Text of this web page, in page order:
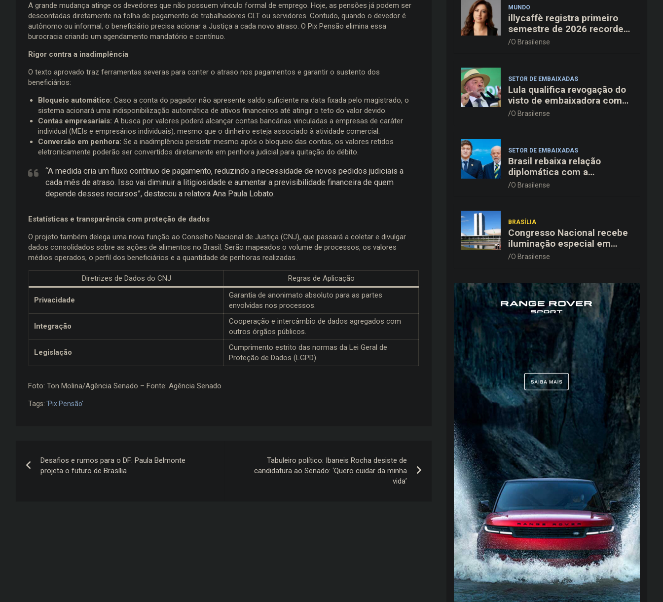
A grande mudança atinge os devedores que não possuem vínculo formal de emprego. Hoje, as pensões já podem ser
descontadas diretamente na folha de pagamento de trabalhadores CLT ou servidores. Contudo, quando o devedor é
autônomo ou informal, o beneficiário precisa acionar a Justiça a cada novo atraso. O Pix Pensão elimina essa
burocracia criando um agendamento mandatório e contínuo.
Rigor contra a inadimplência
O texto aprovado traz ferramentas severas para conter o atraso nos pagamentos e garantir o sustento dos
beneficiários:
Bloqueio automático: Caso a conta do pagador não apresente saldo suficiente na data fixada pelo magistrado, o
sistema acionará uma indisponibilização automática de ativos financeiros até atingir o teto do valor devido.
Contas empresariais: A busca por valores poderá alcançar contas bancárias vinculadas a empresas de caráter
individual (MEIs e empresários individuais), mesmo que o dinheiro esteja associado à atividade comercial.
Conversão em penhora: Se a inadimplência persistir mesmo após o bloqueio das contas, os valores retidos
eletronicamente poderão ser convertidos diretamente em penhora judicial para quitação do débito.
“A medida cria um fluxo contínuo de pagamento, reduzindo a necessidade de novos pedidos judiciais a
cada mês de atraso. Isso vai diminuir a litigiosidade e aumentar a previsibilidade financeira de quem
depende desses recursos”, destacou a relatora Ana Paula Lobato.
Estatísticas e transparência com proteção de dados
O projeto também delega uma nova função ao Conselho Nacional de Justiça (CNJ), que passará a coletar e divulgar
dados consolidados sobre as ações de alimentos no Brasil. Serão mapeados o volume de processos, os valores
médios operados, o perfil dos beneficiários e a quantidade de penhoras realizadas.
Diretrizes de Dados do CNJ Regras de Aplicação
Privacidade
Garantia de anonimato absoluto para as partes
envolvidas nos processos.
Integração
Cooperação e intercâmbio de dados agregados com
outros órgãos públicos.
Legislação
Cumprimento estrito das normas da Lei Geral de
Proteção de Dados (LGPD).
Foto: Ton Molina/Agência Senado – Fonte: Agência Senado
Tags: 'Pix Pensão'
de
Desafios e rumos para o DF: Paula Belmonte
projeta o futuro de Brasília
Tabuleiro político: Ibaneis Rocha desiste de
candidatura ao Senado: ‘Quero cuidar da minha
vida’
MUNDO
illycaffè registra primeiro
semestre de 2026 recorde
com alta de 19% na receita
O Brasilense
SETOR DE EMBAIXADAS
Lula qualifica revogação do
visto de embaixadora como
“irresponsável” e critica
O Brasilense
SETOR DE EMBAIXADAS
Brasil rebaixa relação
diplomática com a
Argentina e mantém
O Brasilense
BRASÍLIA
Congresso Nacional recebe
iluminação especial em
alusão ao Agosto Branco,
O Brasilense